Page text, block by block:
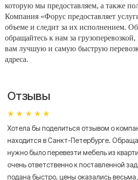
которую мы предоставляем, а также
Компания «Форус предоставляет
объеме и следит за их исполнением.
обращайтесь к нам за
вам лучшую и самую быструю
адреса.
Отзывы
Хотела бы поделиться отзывом о
находится в Санкт-Петербурге.
нужно было перевезти мебель из
очень ответственно к поставленной
подана быстро, цены оказались